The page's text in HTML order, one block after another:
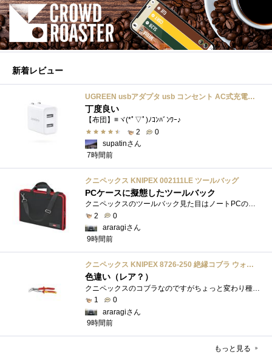
新着レビュー
UGREEN usbアダプタ usb コンセント AC式充電器 3.1A PSE認証済み 折りたたみ式プラグ 2ポート
丁度良い
【布団】≡ヾ(*ﾟ▽ﾟ)ﾉｺﾝﾊﾞﾝﾜｰ♪
2
0
supatinさん
7時間前
クニペックス KNIPEX 002111LE ツールバッグ
PCケースに擬態したツールバック
2
0
araragiさん
9時間前
クニペックス KNIPEX 8726-250 絶縁コブラ ウォーターポンププライヤー 1000V
色違い（レア？）
1
0
araragiさん
9時間前
もっと見る